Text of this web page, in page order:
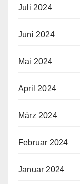
Juli 2024
Juni 2024
Mai 2024
April 2024
März 2024
Februar 2024
Januar 2024